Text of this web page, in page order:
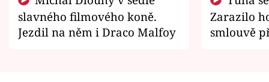
slavného filmového koně.
Jezdil na něm i Draco Malfoy
Zarazilo
smlouvě